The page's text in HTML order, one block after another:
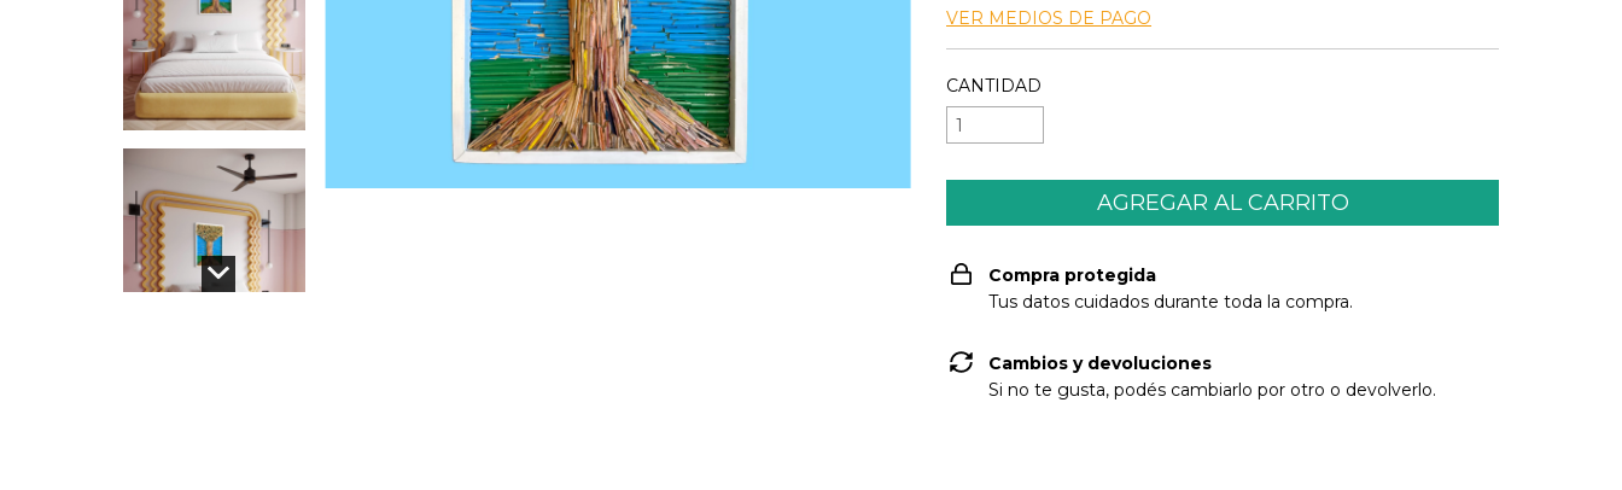
VER MEDIOS DE PAGO
CANTIDAD
Compra protegida
Tus datos cuidados durante toda la compra.
Cambios y devoluciones
Si no te gusta, podés cambiarlo por otro o devolverlo.